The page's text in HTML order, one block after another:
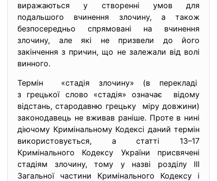
виражаються у створенні умов для
подальшого вчинення злочину, а також
безпосередньо спрямовані на вчинення
злочину, але які не призвели до його
закінчення з причин, що не залежали від волі
винного.
Термін «стадія злочину» (в перекладі
з грецької слово «стадія» означає відому
відстань, стародавню грецьку міру довжини)
законодавець не вживав раніше. Проте в нині
діючому Кримінальному Кодексі даний термін
використовується, а статті 13–17
Кримінального Кодексу України присвячені
стадіям злочину, тому у назві розділу ІІІ
Загальної частини Кримінального Кодексу і